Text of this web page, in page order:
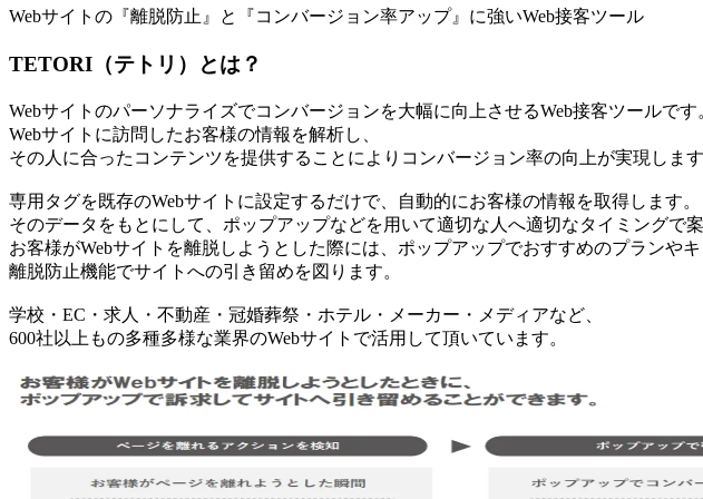
Webサイトの『離脱防止』と『コンバージョン率アップ』に強いWeb接客ツール
TETORI（テトリ）とは？
Webサイトのパーソナライズでコンバージョンを大幅に向上させるWeb接客ツールです
Webサイトに訪問したお客様の情報を解析し、
その人に合ったコンテンツを提供することによりコンバージョン率の向上が実現します
専用タグを既存のWebサイトに設定するだけで、自動的にお客様の情報を取得します。
そのデータをもとにして、ポップアップなどを用いて適切な人へ適切なタイミングで案
お客様がWebサイトを離脱しようとした際には、ポップアップでおすすめのプランや
離脱防止機能でサイトへの引き留めを図ります。
学校・EC・求人・不動産・冠婚葬祭・ホテル・メーカー・メディアなど、
600社以上もの多種多様な業界のWebサイトで活用して頂いています。